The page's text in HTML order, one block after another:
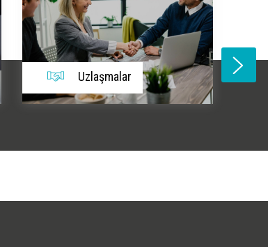
Sektör İncelemeleri